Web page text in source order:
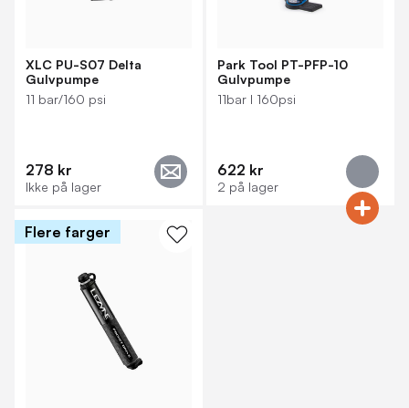
XLC PU-S07 Delta
Gulvpumpe
11 bar/160 psi
278 kr
Ikke på lager
Park Tool PT-PFP-10
Gulvpumpe
11bar I 160psi
622 kr
2 på lager
Flere farger